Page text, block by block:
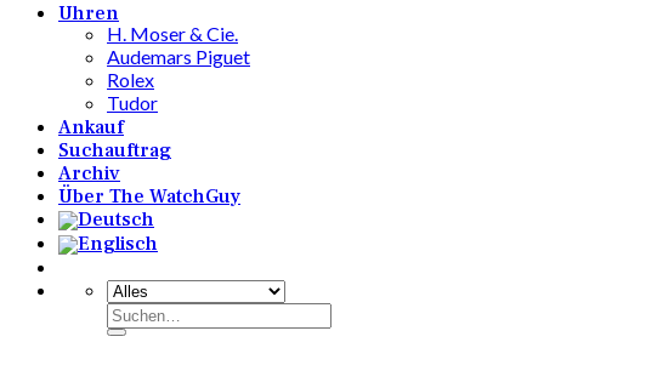
Uhren
H. Moser & Cie.
Audemars Piguet
Rolex
Tudor
Ankauf
Suchauftrag
Archiv
Über The WatchGuy
Suchen
nach: